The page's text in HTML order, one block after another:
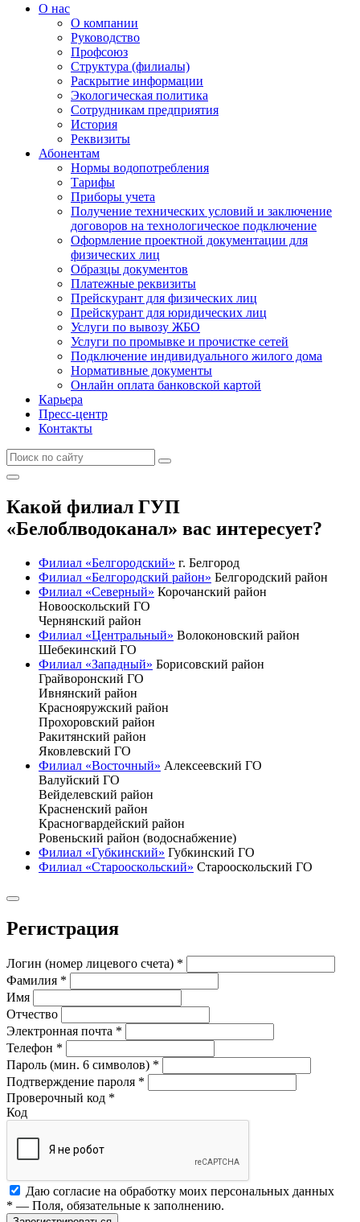
О нас
О компании
Руководство
Профсоюз
Структура (филиалы)
Раскрытие информации
Экологическая политика
Сотрудникам предприятия
История
Реквизиты
Абонентам
Нормы водопотребления
Тарифы
Приборы учета
Получение технических условий и заключение
договоров на технологическое подключение
Оформление проектной документации для
физических лиц
Образцы документов
Платежные реквизиты
Прейскурант для физических лиц
Прейскурант для юридических лиц
Услуги по вывозу ЖБО
Услуги по промывке и прочистке сетей
Подключение индивидуального жилого дома
Нормативные документы
Онлайн оплата банковской картой
Карьера
Пресс-центр
Контакты
Какой филиал ГУП
«Белоблводоканал» вас интересует?
Филиал «Белгородский» г. Белгород
Филиал «Белгородский район» Белгородский район
Филиал «Северный» Корочанский район
Новооскольский ГО
Чернянский район
Филиал «Центральный» Волоконовский район
Шебекинский ГО
Филиал «Западный» Борисовский район
Грайворонский ГО
Ивнянский район
Краснояружский район
Прохоровский район
Ракитянский район
Яковлевский ГО
Филиал «Восточный» Алексеевский ГО
Валуйский ГО
Вейделевский район
Красненский район
Красногвардейский район
Ровеньский район (водоснабжение)
Филиал «Губкинский» Губкинский ГО
Филиал «Старооскольский» Старооскольский ГО
Регистрация
Логин (номер лицевого счета) *
Фамилия *
Имя
Отчество
Электронная почта *
Телефон *
Пароль (мин. 6 символов) *
Подтверждение пароля *
Проверочный код *
Код
Даю согласие на обработку моих персональных данных
* — Поля, обязательные к заполнению.